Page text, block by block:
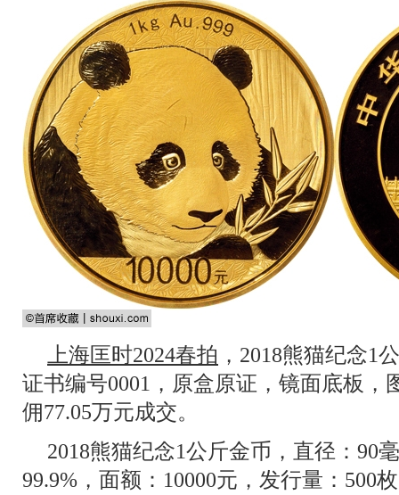
上海匡时2024春拍 ，2018熊猫纪念1
证书编号0001，原盒原证，镜面底板，
佣77.05万元成交。
2018熊猫纪念1公斤金币，直径：90
99.9%，面额：10000元，发行量：500